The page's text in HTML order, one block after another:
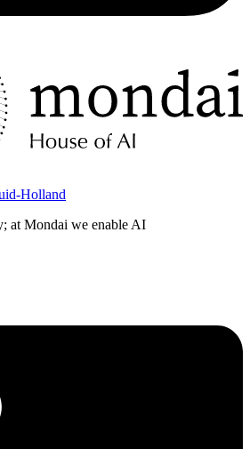
Holland
at Mondai we enable AI